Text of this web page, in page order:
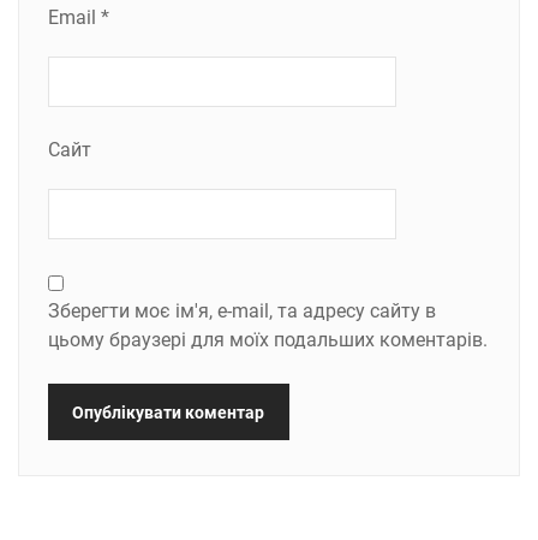
Email *
Сайт
Зберегти моє ім'я, e-mail, та адресу сайту в
цьому браузері для моїх подальших коментарів.